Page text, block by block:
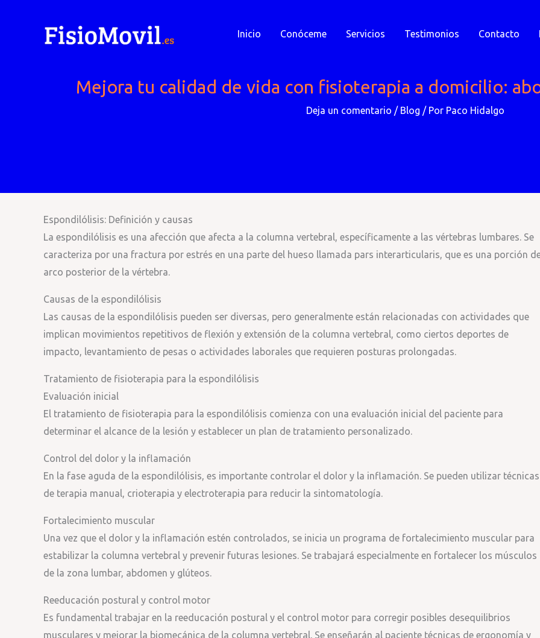
Inicio Conóceme Servicios Testimonios Contacto
Mejora tu calidad de vida con fisioterapia a domicilio:
Deja un comentario / Blog / Por Paco Hidalgo
Espondilólisis: Definición y causas
La espondilólisis es una afección que afecta a la columna vertebral, específicamente a las vértebras lumbares. Se
caracteriza por una fractura por estrés en una parte del hueso llamada pars interarticularis, que es una porción
arco posterior de la vértebra.
Causas de la espondilólisis
Las causas de la espondilólisis pueden ser diversas, pero generalmente están relacionadas con actividades que
implican movimientos repetitivos de flexión y extensión de la columna vertebral, como ciertos deportes de
impacto, levantamiento de pesas o actividades laborales que requieren posturas prolongadas.
Tratamiento de fisioterapia para la espondilólisis
Evaluación inicial
El tratamiento de fisioterapia para la espondilólisis comienza con una evaluación inicial del paciente para
determinar el alcance de la lesión y establecer un plan de tratamiento personalizado.
Control del dolor y la inflamación
En la fase aguda de la espondilólisis, es importante controlar el dolor y la inflamación. Se pueden utilizar técnicas
de terapia manual, crioterapia y electroterapia para reducir la sintomatología.
Fortalecimiento muscular
Una vez que el dolor y la inflamación estén controlados, se inicia un programa de fortalecimiento muscular para
estabilizar la columna vertebral y prevenir futuras lesiones. Se trabajará especialmente en fortalecer los músculos
de la zona lumbar, abdomen y glúteos.
Reeducación postural y control motor
Es fundamental trabajar en la reeducación postural y el control motor para corregir posibles desequilibrios
musculares y mejorar la biomecánica de la columna vertebral. Se enseñarán al paciente técnicas de ergonomía y